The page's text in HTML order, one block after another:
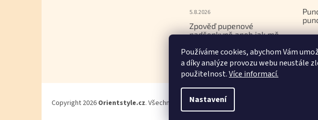
Používáme cookies, abychom Vám
a díky analýze provozu webu neustále
použitelnost.Více informací.
Nastavení
5.8.2026
Zpověď pupenové
nadšenkyně aneb jak mě
gemmoterapií
17.7.2026
Copyright 2026 Orientstyle.cz. Všechna práva vyhrazena.